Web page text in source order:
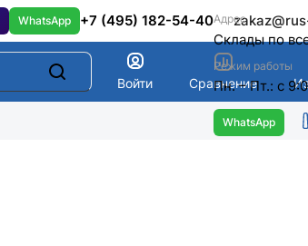
+7 (495) 182-54-40Адрес
Cклады по
Режим работы
Пн. – Пт.: с
Войти Сравнение